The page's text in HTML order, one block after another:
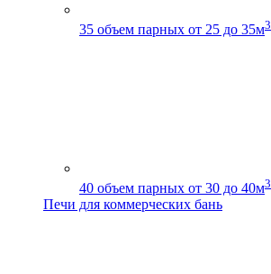
35 объем парных от 25 до 35м3
40 объем парных от 30 до 40м3
Печи для коммерческих бань